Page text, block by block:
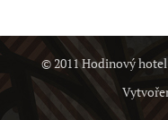
© 2011 Hodinový